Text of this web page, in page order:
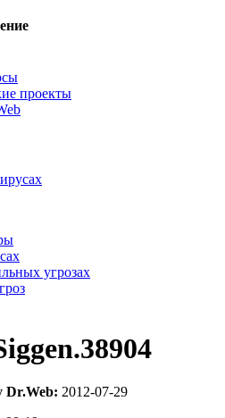
проекты
угрозах
Dr.Web: 2012-07-29